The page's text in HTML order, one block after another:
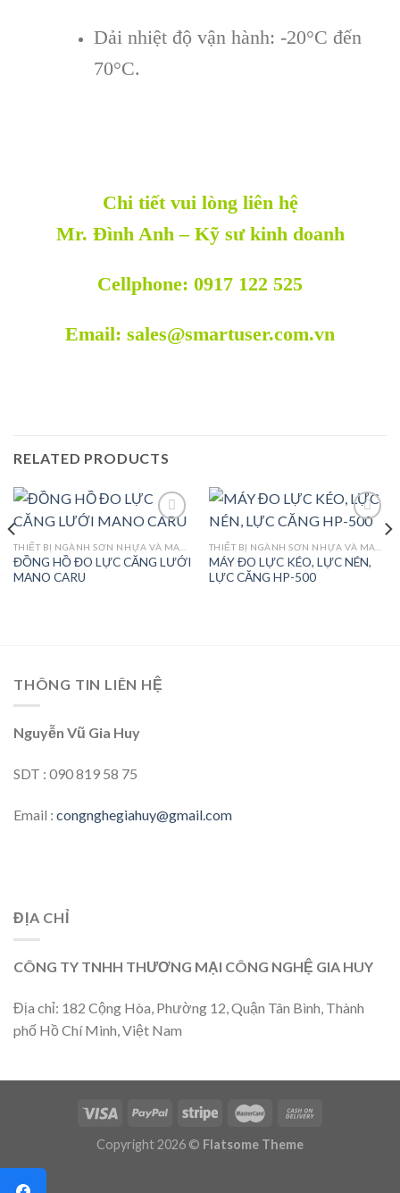
Dải nhiệt độ vận hành: -20°C đến
70°C.
Chi tiết vui lòng liên hệ
Mr. Đình Anh – Kỹ sư kinh doanh
Cellphone: 0917 122 525
Email: sales@smartuser.com.vn
RELATED PRODUCTS
Add to
THIẾT BỊ NGÀNH SƠN NHỰA VÀ MAY MẶC
ĐỒNG HỒ ĐO LỰC CĂNG LƯỚI
MANO CARU
Add to
THIẾT BỊ NGÀNH SƠN NHỰA VÀ MAY MẶC
MÁY ĐO LỰC KÉO, LỰC NÉN,
LỰC CĂNG HP-500
THÔNG TIN LIÊN HỆ
Nguyễn Vũ Gia Huy
SDT : 090 819 58 75
Email : congnghegiahuy@gmail.com
ĐỊA CHỈ
CÔNG TY TNHH THƯƠNG MẠI CÔNG NGHỆ GIA HUY
Địa chỉ: 182 Cộng Hòa, Phường 12, Quận Tân Bình, Thành
phố Hồ Chí Minh, Việt Nam
Copyright 2026 © Flatsome Theme